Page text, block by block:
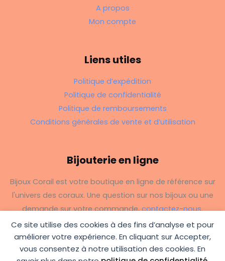
Ce site utilise des cookies à des fins d’analyse et pour
améliorer votre expérience. En cliquant sur Accepter,
vous consentez à notre utilisation des cookies. En
A propos
Mon compte
Liens utiles
Politique d’expédition
Politique de confidentialité
Politique de remboursements
Conditions générales de vente et d’utilisation
Bijouterie en ligne
Bijoux Corail est votre boutique en ligne de référence sur
l'univers des coraux. Une question sur nos bijoux ou une
demande sur votre commande,contactez-nous.